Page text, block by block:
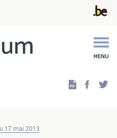
MENU
17 mai 2013